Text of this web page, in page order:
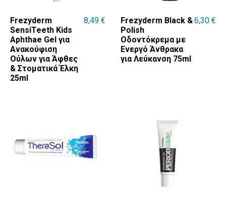
Frezyderm
SensiTeeth Kids
Aphthae Gel για
Ανακούφιση
Ούλων για Άφθες
& Στοματικά Έλκη
25ml
8,49 €
Frezyderm Black &
Polish
Οδοντόκρεμα με
Ενεργό Άνθρακα
για Λεύκανση 75ml
6,30 €